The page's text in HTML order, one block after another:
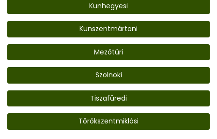
Kunhegyesi
Kunszentmártoni
Mezőtúri
Szolnoki
Tiszafüredi
Törökszentmiklósi